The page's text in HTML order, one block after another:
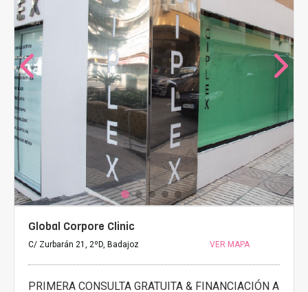
Global Corpore Clinic
C/ Zurbarán 21, 2ºD, Badajoz VER MAPA
PRIMERA CONSULTA GRATUITA & FINANCIACIÓN A